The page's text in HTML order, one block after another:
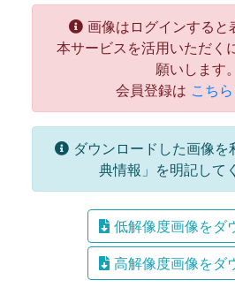
画像はログインすると
本サービスを活用いただく
願いします。
会員登録は こちら
ダウンロードした画像を
典情報」を明記して
低解像度画像をダ
高解像度画像をダ